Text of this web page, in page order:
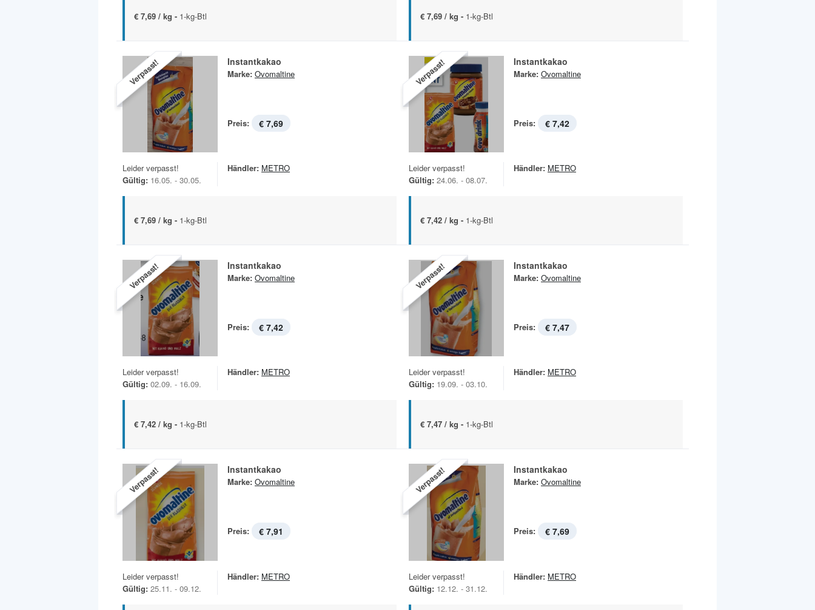
€ 7,69 / kg - 1-kg-Btl € 7,69 / kg - 1-kg-Btl
Verpasst! Instantkakao
Marke: Ovomaltine
Preis: € 7,69
Leider verpasst!
Gültig: 16.05. - 30.05.
Händler: METRO
€ 7,69 / kg - 1-kg-Btl
Verpasst! Instantkakao
Marke: Ovomaltine
Preis: € 7,42
Leider verpasst!
Gültig: 24.06. - 08.07.
Händler: METRO
€ 7,42 / kg - 1-kg-Btl
Verpasst! Instantkakao
Marke: Ovomaltine
Preis: € 7,42
Leider verpasst!
Gültig: 02.09. - 16.09.
Händler: METRO
€ 7,42 / kg - 1-kg-Btl
Verpasst! Instantkakao
Marke: Ovomaltine
Preis: € 7,47
Leider verpasst!
Gültig: 19.09. - 03.10.
Händler: METRO
€ 7,47 / kg - 1-kg-Btl
Verpasst! Instantkakao
Marke: Ovomaltine
Preis: € 7,91
Leider verpasst!
Gültig: 25.11. - 09.12.
Händler: METRO
Verpasst! Instantkakao
Marke: Ovomaltine
Preis: € 7,69
Leider verpasst!
Gültig: 12.12. - 31.12.
Händler: METRO